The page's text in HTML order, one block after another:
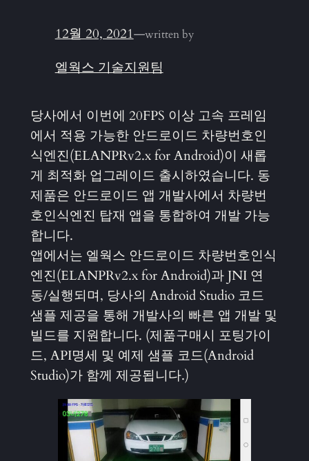
12월 20, 2021—written by
엘웍스 기술지원팀
당사에서 이번에 20FPS 이상 고속 프레임
에서 적용 가능한 안드로이드 차량번호인
식엔진(ELANPRv2.x for Android)이 새롭
게 최적화 업그레이드 출시하였습니다. 동
제품은 안드로이드 앱 개발사에서 차량번
호인식엔진 탑재 앱을 통합하여 개발 가능
합니다.
앱에서는 엘웍스 안드로이드 차량번호인식
엔진(ELANPRv2.x for Android)과 JNI 연
동/실행되며, 당사의 Android Studio 코드
샘플 제공을 통해 개발사의 빠른 앱 개발 및
빌드를 지원합니다. (제품구매시 포팅가이
드, API명세 및 예제 샘플 코드(Android
Studio)가 함께 제공됩니다.)